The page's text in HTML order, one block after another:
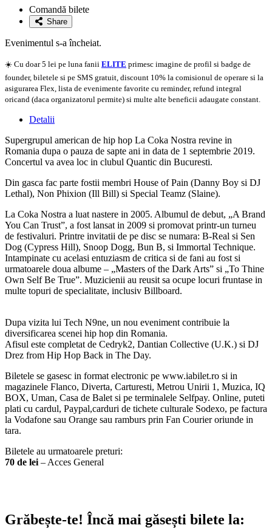
favoriteComandă bilete
Share
Evenimentul s-a încheiat.
☀️ Cu doar 5 lei pe luna fanii ELITE primesc imagine de profil si badge de
founder, biletele si pe SMS gratuit, discount 10% la comisionul de operare si la
asigurarea Flex, lista de evenimente favorite cu reminder, refund integral
oricand (daca organizatorul permite) si multe alte beneficii adaugate constant.
Detalii
Supergrupul american de hip hop La Coka Nostra revine in
Romania dupa o pauza de sapte ani in data de 1 septembrie 2019.
Concertul va avea loc in clubul Quantic din Bucuresti.
Din gasca fac parte fostii membri House of Pain (Danny Boy si DJ
Lethal), Non Phixion (Ill Bill) si Special Teamz (Slaine).
La Coka Nostra a luat nastere in 2005. Albumul de debut, „A Brand
You Can Trust”, a fost lansat in 2009 si promovat printr-un turneu
de festivaluri. Printre invitatii de pe disc se numara: B-Real si Sen
Dog (Cypress Hill), Snoop Dogg, Bun B, si Immortal Technique.
Intampinate cu acelasi entuziasm de critica si de fani au fost si
urmatoarele doua albume – „Masters of the Dark Arts” si „To Thine
Own Self Be True”. Muzicienii au reusit sa ocupe locuri fruntase in
multe topuri de specialitate, inclusiv Billboard.
Dupa vizita lui Tech N9ne, un nou eveniment contribuie la
diversificarea scenei hip hop din Romania.
Afisul este completat de Cedryk2, Dantian Collective (U.K.) si DJ
Drez from Hip Hop Back in The Day.
Biletele se gasesc in format electronic pe www.iabilet.ro si in
magazinele Flanco, Diverta, Carturesti, Metrou Unirii 1, Muzica, IQ
BOX, Uman, Casa de Balet si pe terminalele Selfpay. Online, puteti
plati cu cardul, Paypal,carduri de tichete culturale Sodexo, pe factura
la Vodafone sau Orange sau ramburs prin Fan Courier oriunde in
tara.
Biletele au urmatoarele preturi:
70 de lei – Acces General
Grăbește-te! Încă mai găsești bilete la: